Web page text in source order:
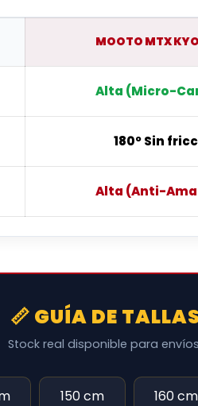
MOOTO MTX
Alta (Micro-
180º Sin
Alta (Anti-
📏 GUÍA DE
Stock real disponible para
150 cm 160 cm